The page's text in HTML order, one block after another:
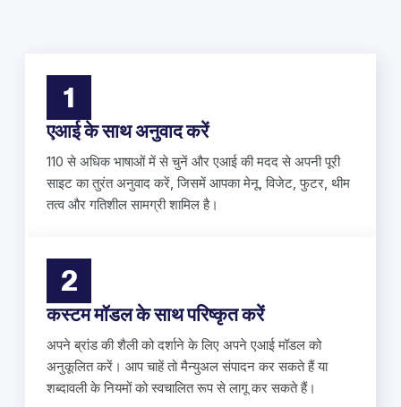
1
एआई के साथ अनुवाद करें
110 से अधिक भाषाओं में से चुनें और एआई की मदद से अपनी पूरी
साइट का तुरंत अनुवाद करें, जिसमें आपका मेनू, विजेट, फुटर, थीम
तत्व और गतिशील सामग्री शामिल है।
2
कस्टम मॉडल के साथ परिष्कृत करें
अपने ब्रांड की शैली को दर्शाने के लिए अपने एआई मॉडल को
अनुकूलित करें। आप चाहें तो मैन्युअल संपादन कर सकते हैं या
शब्दावली के नियमों को स्वचालित रूप से लागू कर सकते हैं।